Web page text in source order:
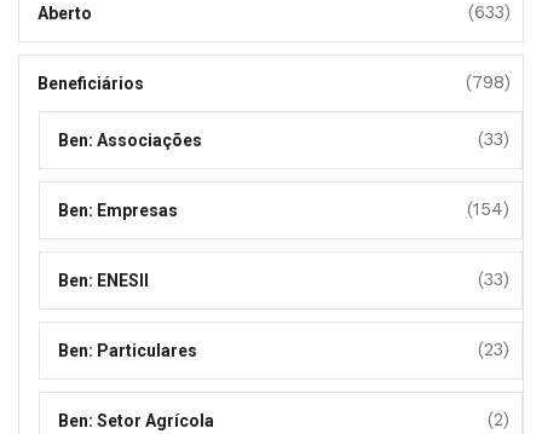
Aberto (633)
Beneficiários (798)
Ben: Associações (33)
Ben: Empresas (154)
Ben: ENESII (33)
Ben: Particulares (23)
Ben: Setor Agrícola (2)